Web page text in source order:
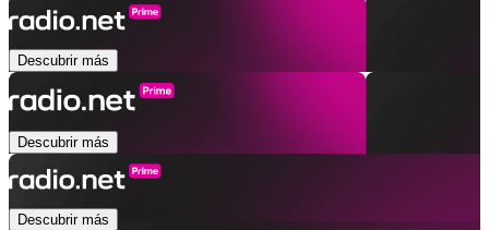
Descubrir más
Descubrir más
Descubrir más